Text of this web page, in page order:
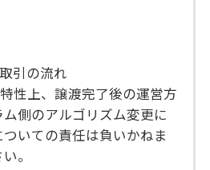
引の流れ
性上、譲渡完了後の運営方
側のアルゴリズム変更に
いての責任は負いかねま
。